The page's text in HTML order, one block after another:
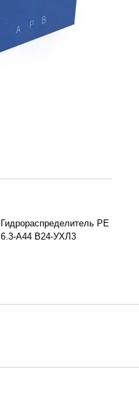
Гидрораспределитель РЕ
6.3-А44 В24-УХЛ3